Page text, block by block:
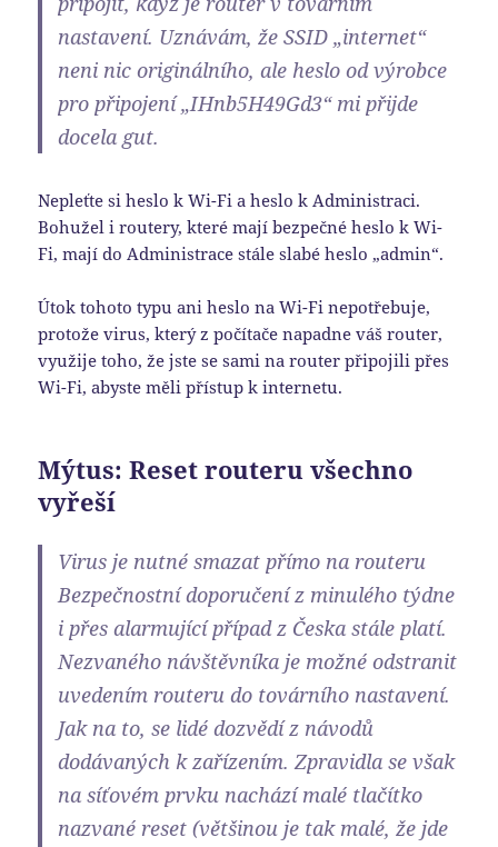
nastavení. Uznávám, že SSID „internet“
neni nic originálního, ale heslo od výrobce
pro připojení „IHnb5H49Gd3“ mi přijde
docela gut.
Nepleťte si heslo k Wi-Fi a heslo k Administraci.
Bohužel i routery, které mají bezpečné heslo k Wi-
Fi, mají do Administrace stále slabé heslo „admin“.
Útok tohoto typu ani heslo na Wi-Fi nepotřebuje,
protože virus, který z počítače napadne váš router,
využije toho, že jste se sami na router připojili přes
Wi-Fi, abyste měli přístup k internetu.
Mýtus: Reset routeru všechno
vyřeší
Virus je nutné smazat přímo na routeru
Bezpečnostní doporučení z minulého týdne
i přes alarmující případ z Česka stále platí.
Nezvaného návštěvníka je možné odstranit
uvedením routeru do továrního nastavení.
Jak na to, se lidé dozvědí z návodů
dodávaných k zařízením. Zpravidla se však
na síťovém prvku nachází malé tlačítko
nazvané reset (většinou je tak malé, že jde